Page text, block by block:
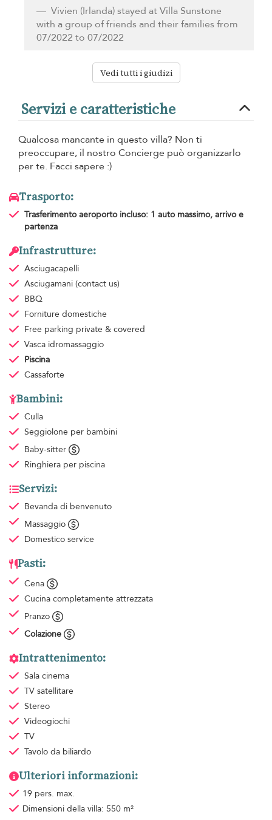
Vivien (Irlanda) stayed at Villa Sunstone
with a group of friends and their families from
07/2022 to 07/2022
Vedi tutti i giudizi
Servizi e caratteristiche
Qualcosa mancante in questo villa? Non ti
preoccupare, il nostro Concierge può organizzarlo
per te. Facci sapere :)
Trasporto:
Trasferimento aeroporto incluso: 1 auto massimo, arrivo e
partenza
Infrastrutture:
Asciugacapelli
Asciugamani (contact us)
BBQ
Forniture domestiche
Free parking private & covered
Vasca idromassaggio
Piscina
Cassaforte
Bambini:
Culla
Seggiolone per bambini
Baby-sitter
Ringhiera per piscina
Servizi:
Bevanda di benvenuto
Massaggio
Domestico service
Pasti:
Cena
Cucina completamente attrezzata
Pranzo
Colazione
Intrattenimento:
Sala cinema
TV satellitare
Stereo
Videogiochi
TV
Tavolo da biliardo
Ulteriori informazioni:
19 pers. max.
Dimensioni della villa: 550 m²